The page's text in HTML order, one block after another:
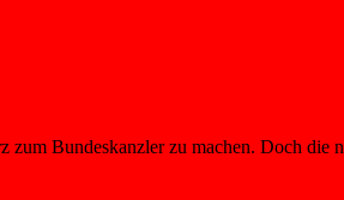
Bundeskanzler zu machen. Doch die